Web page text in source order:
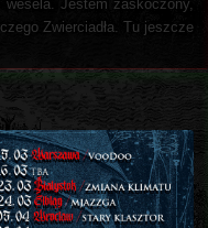
wesela. Jestem zaskoczony,
Zwierciadła. Tu jeszcze